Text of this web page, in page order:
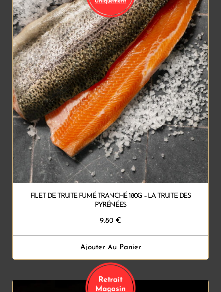
FILET DE TRUITE FUMÉ TRANCHÉ 180G – LA TRUITE DES
PYRÉNÉES
9.80 €
Ajouter Au Panier